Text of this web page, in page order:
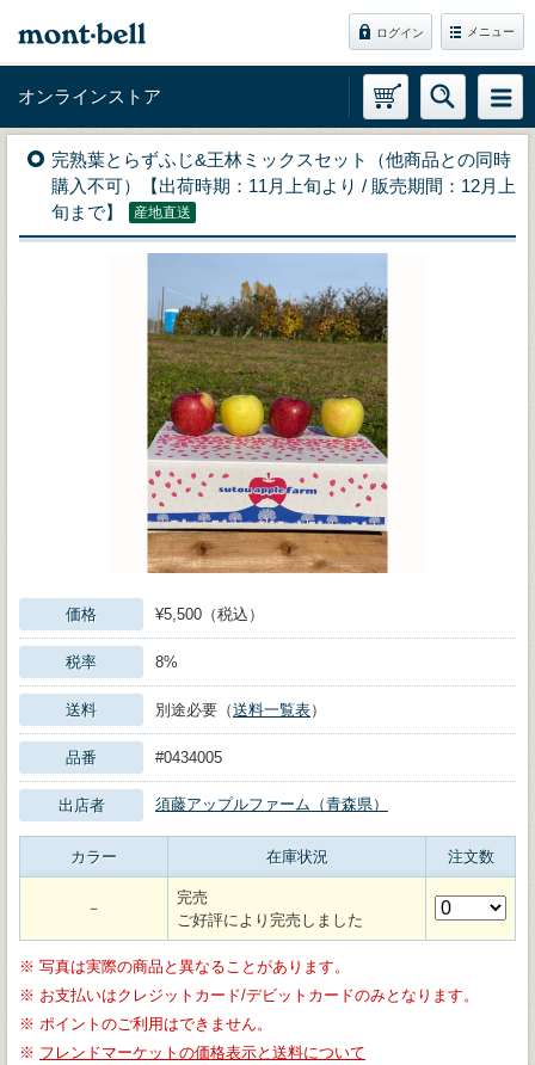
ログイン メニュー
オンラインストア
完熟葉とらずふじ&王林ミックスセット（他商品との同時
購入不可）【出荷時期：11月上旬より / 販売期間：12月上
旬まで】
産地直送
価格 ¥5,500（税込）
税率 8%
送料 別途必要（送料一覧表）
品番 #0434005
出店者 須藤アップルファーム（青森県）
カラー 在庫状況 注文数
－
完売
ご好評により完売しました
※ 写真は実際の商品と異なることがあります。
※ お支払いはクレジットカード/デビットカードのみとなります。
※ ポイントのご利用はできません。
※ フレンドマーケットの価格表示と送料について